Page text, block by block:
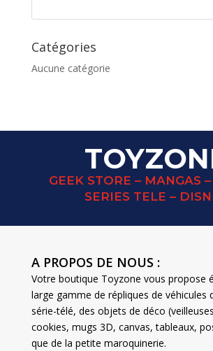
Catégories
Aucune catégorie
GEEK STORE – MANGAS
SERIES TELE –
A PROPOS DE NOUS :
Votre boutique Toyzone vous propose
large gamme de répliques de véhicules
série-télé, des objets de déco
cookies, mugs 3D, canvas, tableaux,
que de la petite maroquinerie.